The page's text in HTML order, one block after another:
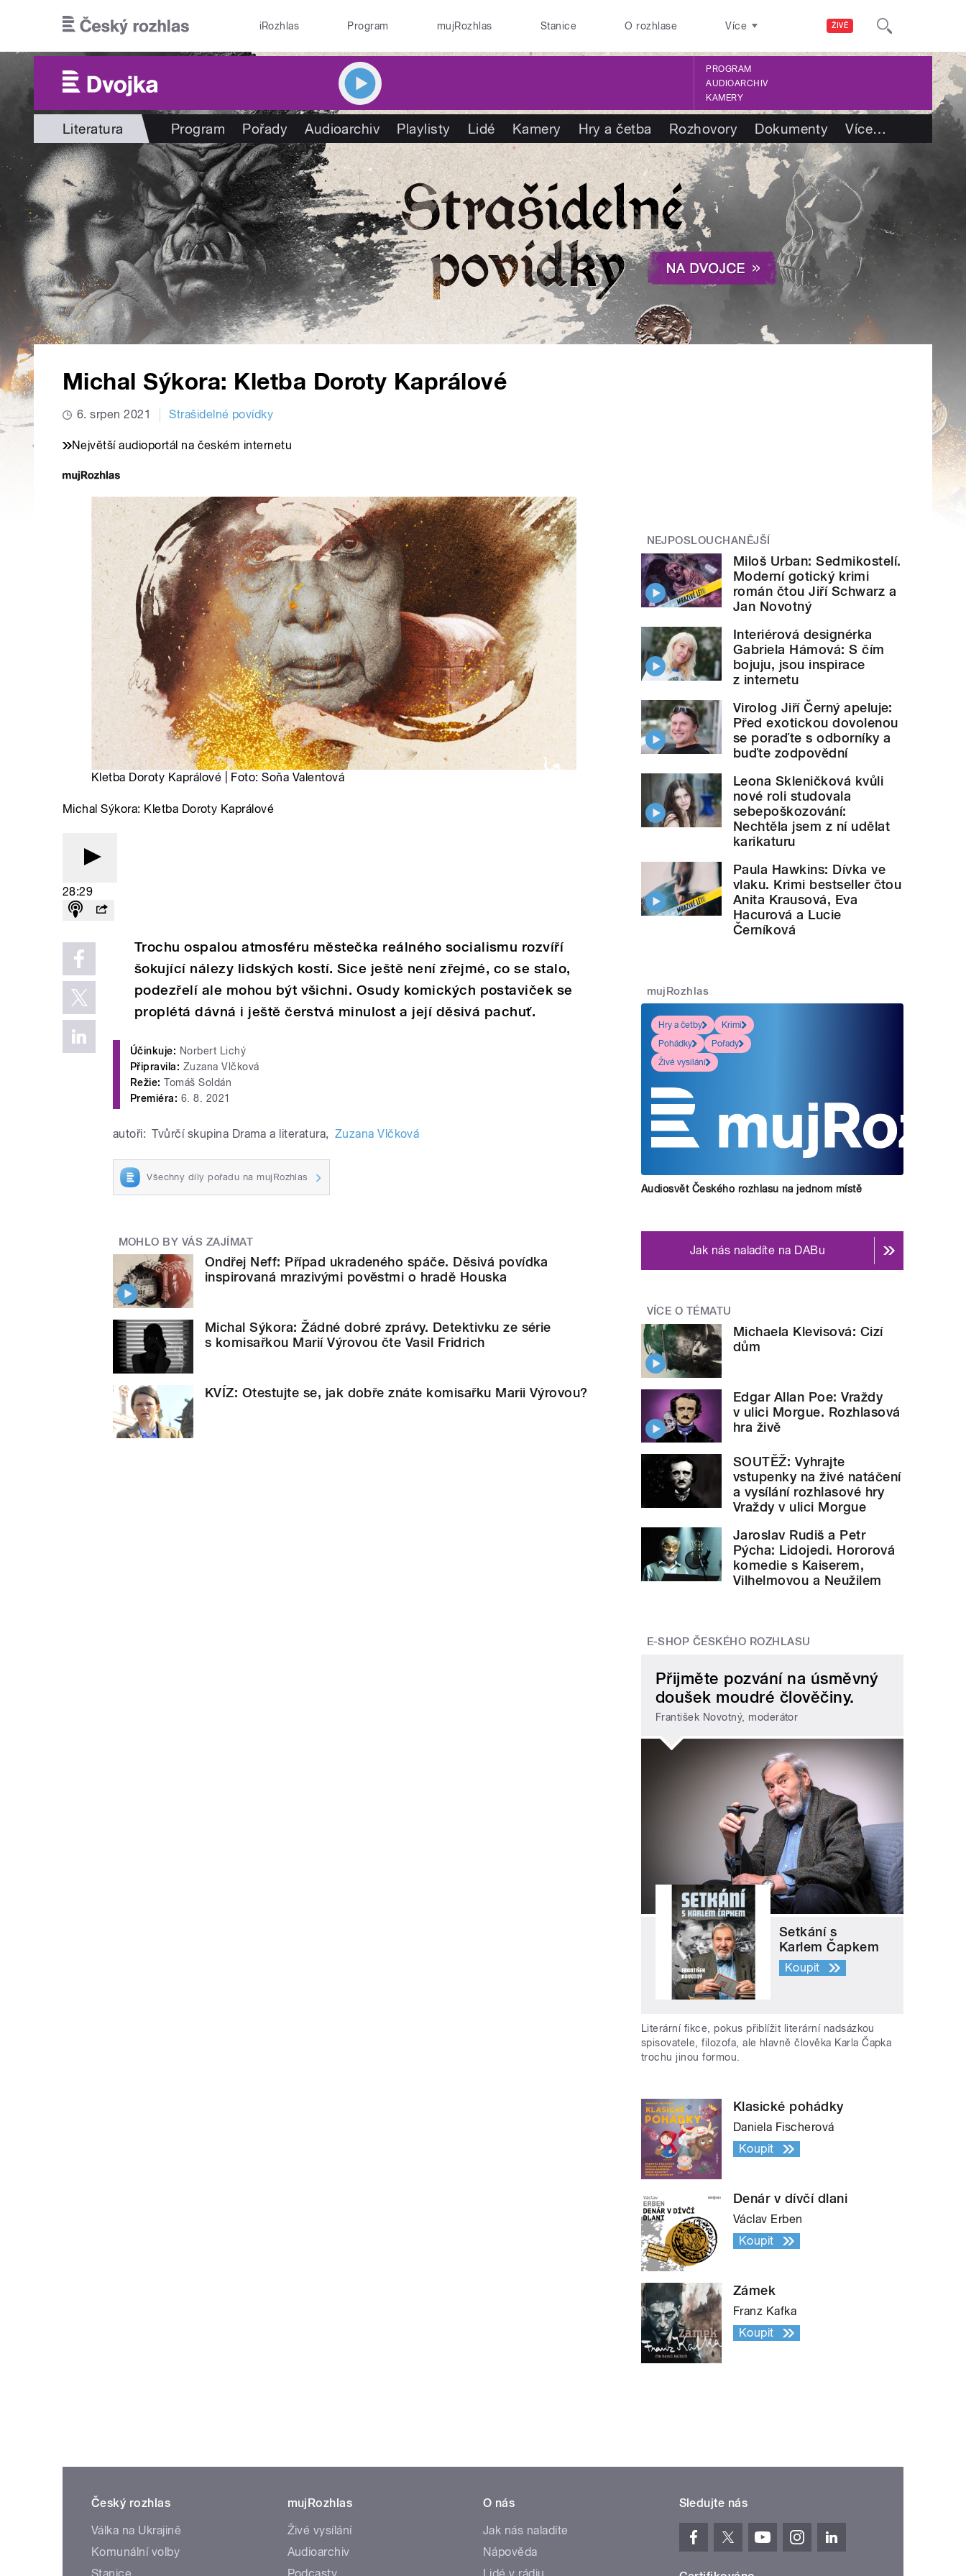
ŽIVĚ
iRozhlas Program mujRozhlas Stanice O rozhlase Více
PROGRAM
AUDIOARCHIV
KAMERY
Literatura Program Pořady Audioarchiv Playlisty Lidé Kamery Hry a četba Rozhovory Dokumenty Více…
Michal Sýkora: Kletba Doroty Kaprálové
6. srpen 2021 Strašidelné povídky
Největší audioportál na českém internetu
Kletba Doroty Kaprálové | Foto: Soňa Valentová
Michal Sýkora: Kletba Doroty Kaprálové
28:29
Trochu ospalou atmosféru městečka reálného socialismu rozvíří
šokující nálezy lidských kostí. Sice ještě není zřejmé, co se stalo,
podezřelí ale mohou být všichni. Osudy komických postaviček se
proplétá dávná i ještě čerstvá minulost a její děsivá pachuť.
Účinkuje: Norbert Lichý
Připravila: Zuzana Vlčková
Režie: Tomáš Soldán
Premiéra: 6. 8. 2021
autoři: Tvůrčí skupina Drama a literatura, Zuzana Vlčková
Všechny díly pořadu na mujRozhlas
MOHLO BY VÁS ZAJÍMAT
Ondřej Neff: Případ ukradeného spáče. Děsivá povídka
inspirovaná mrazivými pověstmi o hradě Houska
Michal Sýkora: Žádné dobré zprávy. Detektivku ze série
s komisařkou Marií Výrovou čte Vasil Fridrich
KVÍZ: Otestujte se, jak dobře znáte komisařku Marii Výrovou?
NEJPOSLOUCHANĚJŠÍ
Miloš Urban: Sedmikostelí.
Moderní gotický krimi
román čtou Jiří Schwarz a
Jan Novotný
Interiérová designérka
Gabriela Hámová: S čím
bojuju, jsou inspirace
z internetu
Virolog Jiří Černý apeluje:
Před exotickou dovolenou
se poraďte s odborníky a
buďte zodpovědní
Leona Skleničková kvůli
nové roli studovala
sebepoškozování:
Nechtěla jsem z ní udělat
karikaturu
Paula Hawkins: Dívka ve
vlaku. Krimi bestseller čtou
Anita Krausová, Eva
Hacurová a Lucie
Černíková
mujRozhlas
Hry a četby
Krimi
Pohádky
Pořady
Živé vysílání
Audiosvět Českého rozhlasu na jednom místě
Jak nás naladíte na DABu
VÍCE O TÉMATU
Michaela Klevisová: Cizí
dům
Edgar Allan Poe: Vraždy
v ulici Morgue. Rozhlasová
hra živě
SOUTĚŽ: Vyhrajte
vstupenky na živé natáčení
a vysílání rozhlasové hry
Vraždy v ulici Morgue
Jaroslav Rudiš a Petr
Pýcha: Lidojedi. Hororová
komedie s Kaiserem,
Vilhelmovou a Neužilem
E-SHOP ČESKÉHO ROZHLASU
Přijměte pozvání na úsměvný
doušek moudré člověčiny.
František Novotný, moderátor
Setkání s
Karlem Čapkem
Koupit
Literární fikce, pokus přiblížit literární nadsázkou
spisovatele, filozofa, ale hlavně člověka Karla Čapka
trochu jinou formou.
Klasické pohádky
Daniela Fischerová
Koupit
Denár v dívčí dlani
Václav Erben
Koupit
Zámek
Franz Kafka
Koupit
Český rozhlas
Válka na Ukrajině
Komunální volby
mujRozhlas
Živé vysílání
Audioarchiv
O nás
Jak nás naladíte
Nápověda
Sledujte nás